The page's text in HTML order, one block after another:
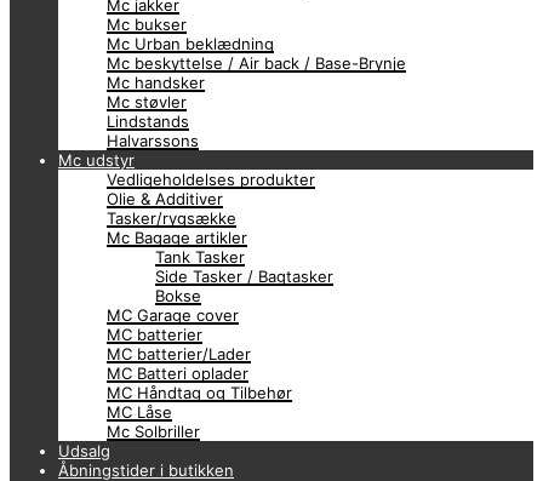
Mc jakker
Mc bukser
Mc Urban beklædning
Mc beskyttelse / Air back / Base-Brynje
Mc handsker
Mc støvler
Lindstands
Halvarssons
Mc udstyr
Vedligeholdelses produkter
Olie & Additiver
Tasker/rygsække
Mc Bagage artikler
Tank Tasker
Side Tasker / Bagtasker
Bokse
MC Garage cover
MC batterier
MC batterier/Lader
MC Batteri oplader
MC Håndtag og Tilbehør
MC Låse
Mc Solbriller
Udsalg
Åbningstider i butikken